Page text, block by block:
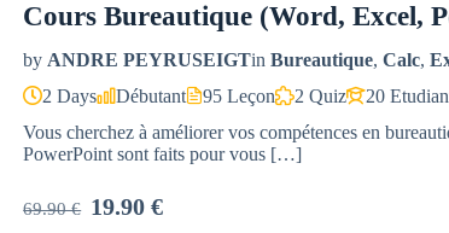
Cours Bureautique (Word, Excel,
by ANDRE PEYRUSEIGTin Bureautique,Calc,
2 Days
Débutant 95 Leçon 2 Quiz
20
Vous cherchez à améliorer vos compétences en
PowerPoint sont faits pour vous […]
69.90 € 19.90 €